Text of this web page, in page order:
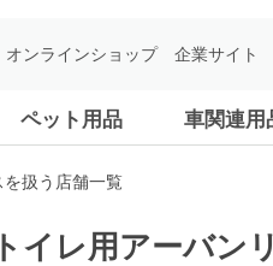
ペット用品 車関連用
オンラインショップ 企業サイト
扱う店舗一覧
イレ用アーバン